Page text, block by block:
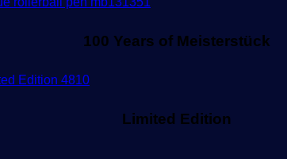
100 Years of Meisterstück
Limited Edition